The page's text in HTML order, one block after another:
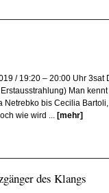
/ 19:20 – 20:00 Uhr 3sat
Man
Netrebko bis Cecilia
wie wird ... [mehr]
des Klangs